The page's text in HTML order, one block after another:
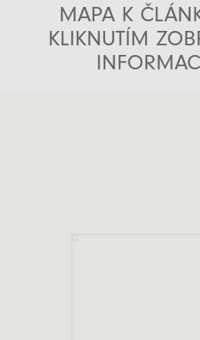
MAPA K
KLIKNUTÍM